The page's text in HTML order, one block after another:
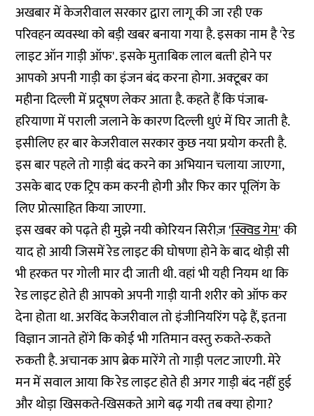
अखबार में केजरीवाल सरकार द्वारा लागू की जा रही एक
परिवहन व्‍यवस्‍था को बड़ी खबर बनाया गया है. इसका नाम है 'रेड
लाइट ऑन गाड़ी ऑफ'. इसके मुताबिक लाल बत्‍ती होने पर
आपको अपनी गाड़ी का इंजन बंद करना होगा. अक्‍टूबर का
महीना दिल्‍ली में प्रदूषण लेकर आता है. कहते हैं कि पंजाब-
हरियाणा में पराली जलाने के कारण दिल्‍ली धुएं में घिर जाती है.
इसीलिए हर बार केजरीवाल सरकार कुछ नया प्रयोग करती है.
इस बार पहले तो गाड़ी बंद करने का अभियान चलाया जाएगा,
उसके बाद एक ट्रिप कम करनी होगी और फिर कार पूलिंग के
लिए प्रोत्‍साहित किया जाएगा.
इस खबर को पढ़ते ही मुझे नयी कोरियन सिरीज़ 'स्क्विड गेम' की
याद हो आयी जिसमें रेड लाइट की घोषणा होने के बाद थोड़ी सी
भी हरकत पर गोली मार दी जाती थी. वहां भी यही नियम था कि
रेड लाइट होते ही आपको अपनी गाड़ी यानी शरीर को ऑफ कर
देना होता था. अरविंद केजरीवाल तो इंजीनियरिंग पढ़े हैं, इतना
विज्ञान जानते होंगे कि कोई भी गतिमान वस्‍तु रुकते-रुकते
रुकती है. अचानक आप ब्रेक मारेंगे तो गाड़ी पलट जाएगी. मेरे
मन में सवाल आया कि रेड लाइट होते ही अगर गाड़ी बंद नहीं हुई
और थोड़ा खिसकते-खिसकते आगे बढ़ गयी तब क्‍या होगा?